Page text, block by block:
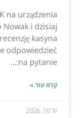
na urządzenia
Nowak i dzisiaj
kasyna
odpowiedzieć
na pytanie:...
קרא עוד »
יול 10, 2026